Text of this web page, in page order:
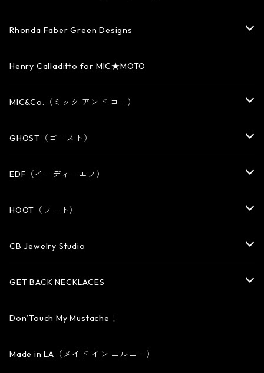
WATCH BAND
CUFF・BUNGLE
NECKLACE
KEY CHAIN
WALLET CHAIN
WALLET・CARD CASE
HAT・CAP
OTHER
PENDANT
BRACELET/CUFF
NECKLACE
WALLET
WALLET CHAIN
KEY CHAIN
OTHER ITEM
reMIC
BRACELET
PENDANT / NECKLACE
RING
PENDANT / NECKLACE
EARRING
OTHER
Rhonda Faber Green Designs
RING
PENDANT
EARRING
Henry Calladitto for MIC★MOTO
MIC&Co.（ミック アンド コー）
RING
EARRING
PENDANT
NECKLACE
BRACELET
KEY CHAIN
OTHER
GHOST（ゴースト）
RING
EARRING
PENDANT
NECKLACE
BRACELET
CUFF
EDF（イーディーエフ）
RING
PENDANT
CUFF・BANGLE
HOOT（フート）
RING
EARRING
PENDANT
BRACELET
CB Jewelry Studio
RING
EARRING・EAR CUFF
PENDANT
GET BACK NECKLACES
ORIGINAL COLLECTION
SMALL
Don’Touch My Mustache！
Made in LA（メイド イン エルエー）